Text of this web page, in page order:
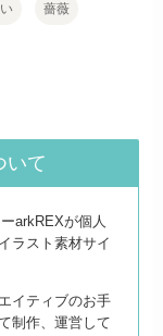
薔薇
いて
arkREXが個人
ラスト素材サイ
イティブのお手
制作、運営して